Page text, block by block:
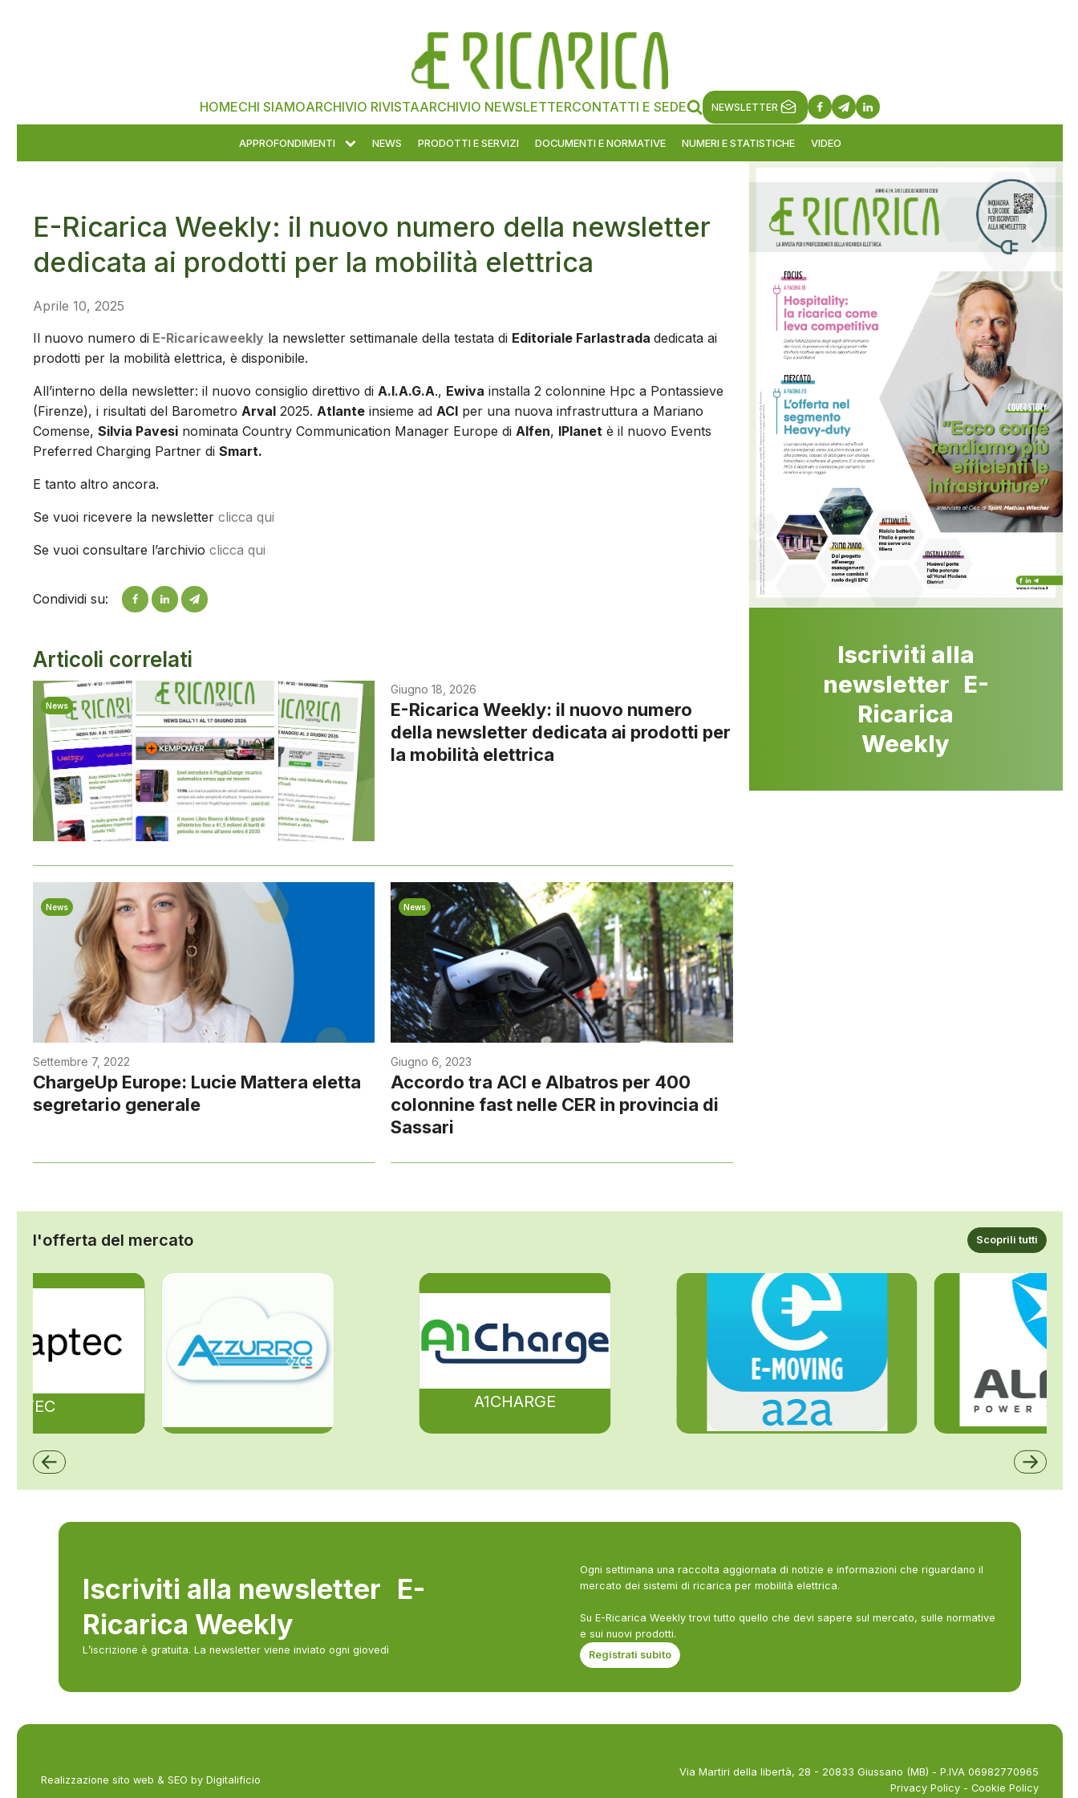
HOMECHI SIAMOARCHIVIO RIVISTAARCHIVIO NEWSLETTERCONTATTI E SEDE NEWSLETTER
APPROFONDIMENTI NEWS PRODOTTI E SERVIZI DOCUMENTI E NORMATIVE NUMERI E STATISTICHE VIDEO
E-Ricarica Weekly: il nuovo numero della newsletter
dedicata ai prodotti per la mobilità elettrica
Aprile 10, 2025
Il nuovo numero di E-Ricaricaweekly la newsletter settimanale della testata di Editoriale Farlastrada dedicata ai
prodotti per la mobilità elettrica, è disponibile.
All’interno della newsletter: il nuovo consiglio direttivo di A.I.A.G.A., Ewiva installa 2 colonnine Hpc a Pontassieve
(Firenze), i risultati del Barometro Arval 2025. Atlante insieme ad ACI per una nuova infrastruttura a Mariano
Comense, Silvia Pavesi nominata Country Communication Manager Europe di Alfen, IPlanet è il nuovo Events
Preferred Charging Partner di Smart.
E tanto altro ancora.
Se vuoi ricevere la newsletter clicca qui
Se vuoi consultare l’archivio clicca qui
Condividi su:
Articoli correlati
News
Giugno 18, 2026
E-Ricarica Weekly: il nuovo numero
della newsletter dedicata ai prodotti per
la mobilità elettrica
News
Settembre 7, 2022
ChargeUp Europe: Lucie Mattera eletta
segretario generale
News
Giugno 6, 2023
Accordo tra ACI e Albatros per 400
colonnine fast nelle CER in provincia di
Sassari
Iscriviti alla
newsletter E-
Ricarica
Weekly
l'offerta del mercato Scoprili tutti
A1CHARGE
ZCS Azzurro
Iscriviti alla newsletter E-
Ricarica Weekly
L’iscrizione è gratuita. La newsletter viene inviato ogni giovedì
Ogni settimana una raccolta aggiornata di notizie e informazioni che riguardano il
mercato dei sistemi di ricarica per mobilità elettrica.
Su E-Ricarica Weekly trovi tutto quello che devi sapere sul mercato, sulle normative
e sui nuovi prodotti.
Registrati subito
Realizzazione sito web & SEO by Digitalificio
Via Martiri della libertà, 28 - 20833 Giussano (MB) - P.IVA 06982770965
Privacy Policy - Cookie Policy